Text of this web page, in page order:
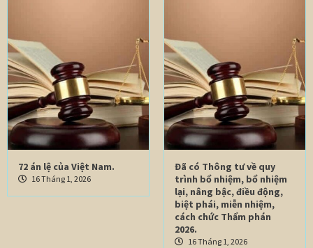
72 án lệ của Việt Nam.
16 Tháng 1, 2026
Đã có Thông tư về quy
trình bổ nhiệm, bổ nhiệm
lại, nâng bậc, điều động,
biệt phái, miễn nhiệm,
cách chức Thẩm phán
2026.
16 Tháng 1, 2026